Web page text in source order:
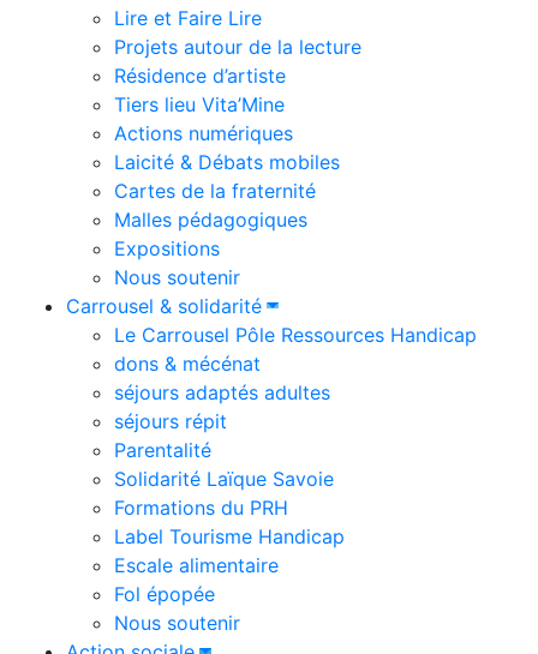
Lire et Faire Lire
Projets autour de la lecture
Résidence d’artiste
Tiers lieu Vita’Mine
Actions numériques
Laicité & Débats mobiles
Cartes de la fraternité
Malles pédagogiques
Expositions
Nous soutenir
Carrousel & solidarité
Le Carrousel Pôle Ressources Handicap
dons & mécénat
séjours adaptés adultes
séjours répit
Parentalité
Solidarité Laïque Savoie
Formations du PRH
Label Tourisme Handicap
Escale alimentaire
Fol épopée
Nous soutenir